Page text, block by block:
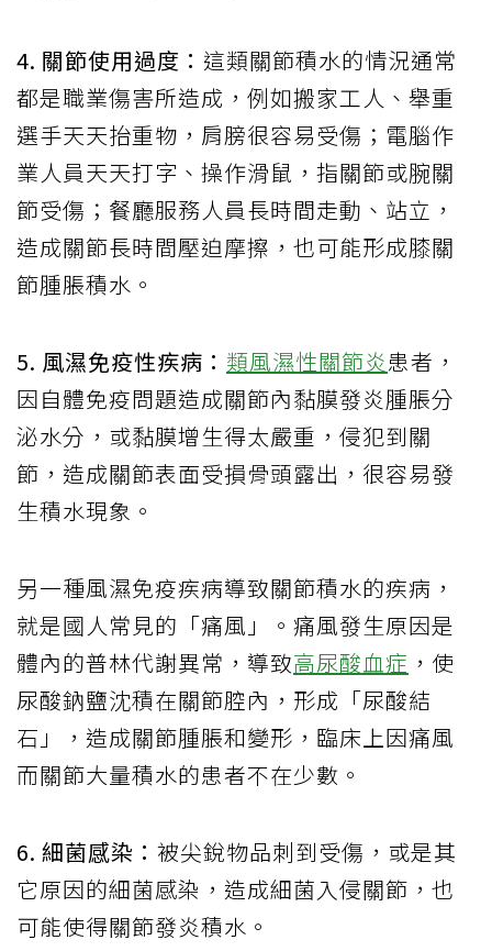
4. 關節使用過度： 這類關節積水的情況通常
都是職業傷害所造成，例如搬家工人、舉重
選手天天抬重物，肩膀很容易受傷；電腦作
業人員天天打字、操作滑鼠，指關節或腕關
節受傷；餐廳服務人員長時間走動、站立，
造成關節長時間壓迫摩擦，也可能形成膝關
節腫脹積水。
5. 風濕免疫性疾病： 類風濕性關節炎患者，
因自體免疫問題造成關節內黏膜發炎腫脹分
泌水分，或黏膜增生得太嚴重，侵犯到關
節，造成關節表面受損骨頭露出，很容易發
生積水現象。
另一種風濕免疫疾病導致關節積水的疾病，
就是國人常見的「痛風」。痛風發生原因是
體內的普林代謝異常，導致高尿酸血症 ，使
尿酸鈉鹽沈積在關節腔內，形成「尿酸結
石」，造成關節腫脹和變形，臨床上因痛風
而關節大量積水的患者不在少數。
6. 細菌感染： 被尖銳物品刺到受傷，或是其
它原因的細菌感染，造成細菌入侵關節，也
可能使得關節發炎積水。